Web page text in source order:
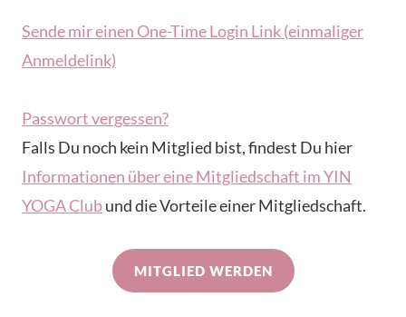
Sende mir einen One-Time Login Link (einmaliger
Anmeldelink)
Passwort vergessen?
Falls Du noch kein Mitglied bist, findest Du hier
Informationen über eine Mitgliedschaft im YIN
YOGA Clubund die Vorteile einer Mitgliedschaft.
MITGLIED WERDEN